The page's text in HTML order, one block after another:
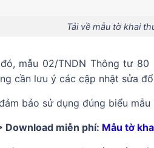
Tải về mẫu tờ khai
mẫu 02/TNDN Thông tư 80
cần lưu ý các cập nhật sửa
bảo sử dụng đúng biểu
Download miễn phí: Mẫu tờ